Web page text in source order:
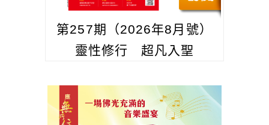
第257期（2026年8月號）
靈性修行 超凡入聖